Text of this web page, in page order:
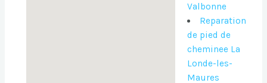
Valbonne
Reparation
de pied de
cheminee La
Londe-les-
Maures